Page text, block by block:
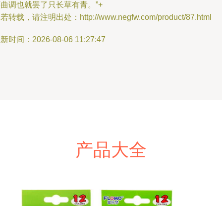
调也就罢了只长草有青。”+
转载，请注明出处：http://www.negfw.com/product/87.html
时间：2026-08-06 11:27:47
产品大全